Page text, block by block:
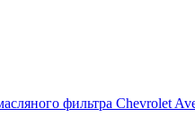
фильтра Chevrolet